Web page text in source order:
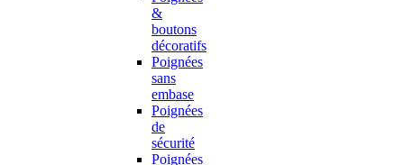
&
boutons
décoratifs
Poignées
sans
embase
Poignées
de
sécurité
Poignées